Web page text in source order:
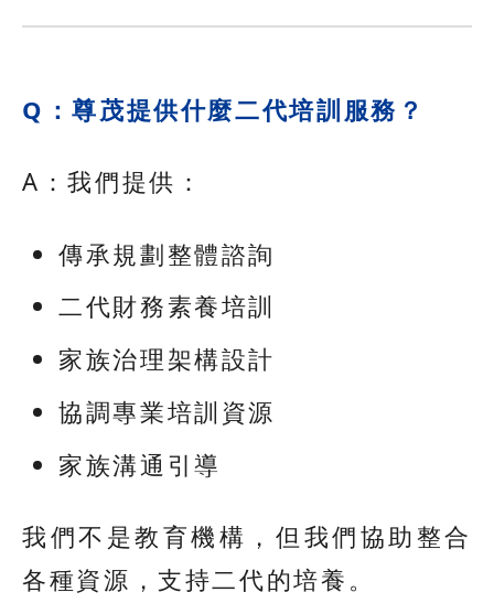
Q：尊茂提供什麼二代培訓服務？
A：我們提供：
傳承規劃整體諮詢
二代財務素養培訓
家族治理架構設計
協調專業培訓資源
家族溝通引導
我們不是教育機構，但我們協助整合
各種資源，支持二代的培養。